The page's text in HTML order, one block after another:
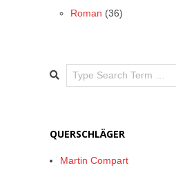
Roman (36)
Search
QUERSCHLÄGER
Martin Compart